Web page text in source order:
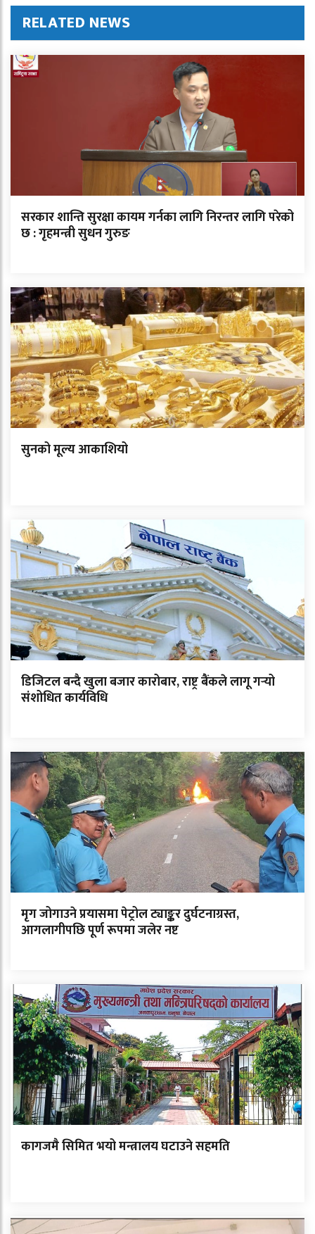
RELATED NEWS
सरकार शान्ति सुरक्षा कायम गर्नका लागि निरन्तर लागि परेको
छ : गृहमन्त्री सुधन गुरुङ
सुनको मूल्य आकाशियो
डिजिटल बन्दै खुला बजार कारोबार, राष्ट्र बैंकले लागू गर्‍यो
संशोधित कार्यविधि
मृग जोगाउने प्रयासमा पेट्रोल ट्याङ्कर दुर्घटनाग्रस्त,
आगलागीपछि पूर्ण रूपमा जलेर नष्ट
कागजमै सिमित भयो मन्त्रालय घटाउने सहमति